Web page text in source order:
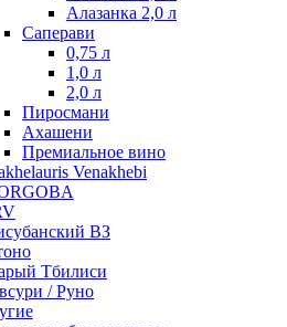
Алазанка 2,0 л
Саперави
0,75 л
1,0 л
2,0 л
Пиросмани
Ахашени
Премиальное вино
Venakhebi
ВЗ
Тбилиси
/ Руно